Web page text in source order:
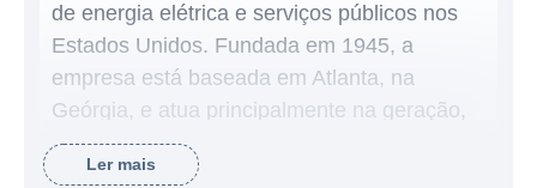
de energia elétrica e serviços públicos nos
Estados Unidos. Fundada em 1945, a
empresa está baseada em Atlanta, na
Geórgia, e atua principalmente na geração,
transmissão e distribuição de eletricidade
para milhões de consumidores. A Southern
Ler mais